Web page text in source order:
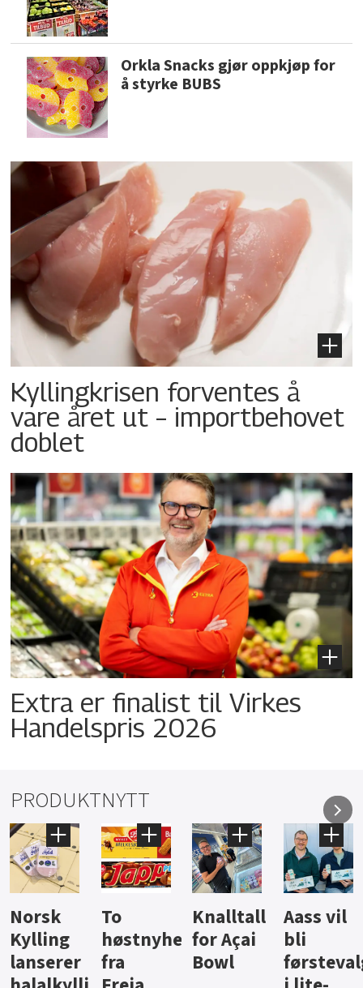
Orkla Snacks gjør oppkjøp for
å styrke BUBS
Kyllingkrisen forventes å
vare året ut – importbehovet
doblet
Extra er finalist til Virkes
Handelspris 2026
PRODUKTNYTT
Knalltall
for Açai
Bowl
Aass vil
bli
førstevalg
Brus og
jus fra
Berentsen
Hard
iste fra
Hansa